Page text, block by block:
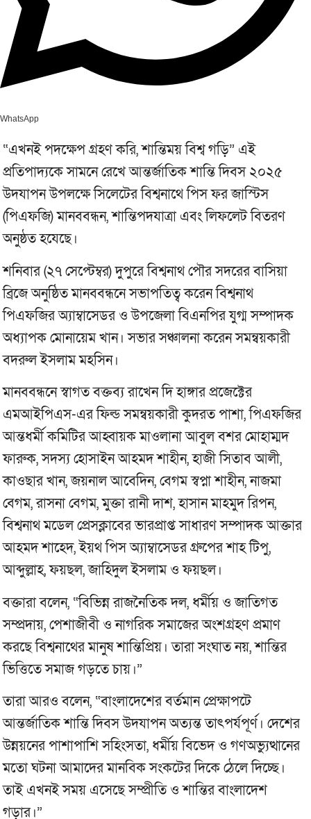
WhatsApp
“এখনই পদক্ষেপ গ্রহণ করি, শান্তিময় বিশ্ব গড়ি” এই
প্রতিপাদ্যকে সামনে রেখে আন্তর্জাতিক শান্তি দিবস ২০২৫
উদযাপন উপলক্ষে সিলেটের বিশ্বনাথে পিস ফর জাস্টিস
(পিএফজি) মানববন্ধন, শান্তিপদযাত্রা এবং লিফলেট বিতরণ
অনুষ্ঠত হযেছে।
শনিবার (২৭ সেপ্টেম্বর) দুপুরে বিশ্বনাথ পৌর সদরের বাসিয়া
ব্রিজে অনুষ্ঠিত মানববন্ধনে সভাপতিত্ব করেন বিশ্বনাথ
পিএফজির অ্যাম্বাসেডর ও উপজেলা বিএনপির যুগ্ম সম্পাদক
অধ্যাপক মোনায়েম খান। সভার সঞ্চালনা করেন সমন্বয়কারী
বদরুল ইসলাম মহসিন।
মানববন্ধনে স্বাগত বক্তব্য রাখেন দি হাঙ্গার প্রজেক্টের
এমআইপিএস-এর ফিল্ড সমন্বয়কারী কুদরত পাশা, পিএফজির
আন্তধর্মী কমিটির আহ্বায়ক মাওলানা আবুল বশর মোহাম্মদ
ফারুক, সদস্য হোসাইন আহমদ শাহীন, হাজী সিতাব আলী,
কাওছার খান, জয়নাল আবেদিন, বেগম স্বপ্না শাহীন, নাজমা
বেগম, রাসনা বেগম, মুক্তা রানী দাশ, হাসান মাহমুদ রিপন,
বিশ্বনাথ মডেল প্রেসক্লাবের ভারপ্রাপ্ত সাধারণ সম্পাদক আক্তার
আহমদ শাহেদ, ইয়থ পিস অ্যাম্বাসেডর গ্রুপের শাহ টিপু,
আব্দুল্লাহ, ফয়ছল, জাহিদুল ইসলাম ও ফয়ছল।
বক্তারা বলেন, “বিভিন্ন রাজনৈতিক দল, ধর্মীয় ও জাতিগত
সম্প্রদায়, পেশাজীবী ও নাগরিক সমাজের অংশগ্রহণ প্রমাণ
করছে বিশ্বনাথের মানুষ শান্তিপ্রিয়। তারা সংঘাত নয়, শান্তির
ভিত্তিতে সমাজ গড়তে চায়।”
তারা আরও বলেন, “বাংলাদেশের বর্তমান প্রেক্ষাপটে
আন্তর্জাতিক শান্তি দিবস উদযাপন অত্যন্ত তাৎপর্যপূর্ণ। দেশের
উন্নয়নের পাশাপাশি সহিংসতা, ধর্মীয় বিভেদ ও গণঅভ্যুত্থানের
মতো ঘটনা আমাদের মানবিক সংকটের দিকে ঠেলে দিচ্ছে।
তাই এখনই সময় এসেছে সম্প্রীতি ও শান্তির বাংলাদেশ
গড়ার।”